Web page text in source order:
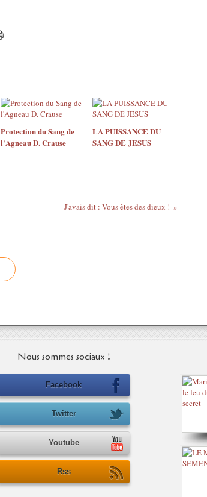
Protection du Sang de
l'Agneau D. Crause
LA PUISSANCE DU
SANG DE JESUS
J'avais dit : Vous êtes des dieux !
Nous sommes sociaux !
Facebook
Twitter
Youtube
Rss